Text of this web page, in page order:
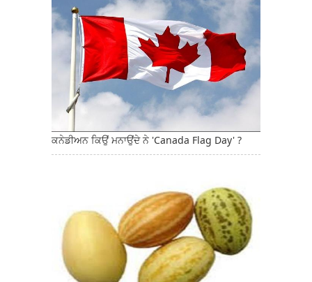
ਕਨੇਡੀਅਨ ਕਿਉਂ ਮਨਾਉਂਦੇ ਨੇ 'Canada Flag Day' ?